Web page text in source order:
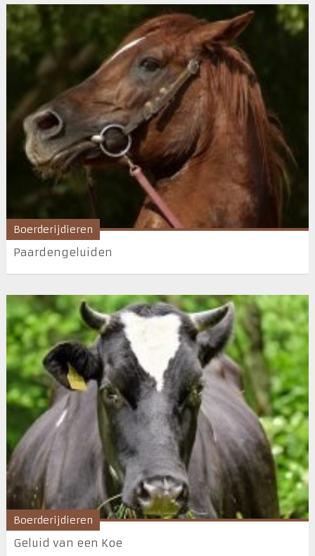
Boerderijdieren
Paardengeluiden
Boerderijdieren
Geluid van een Koe